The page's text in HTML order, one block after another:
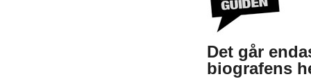
Det går
biografens